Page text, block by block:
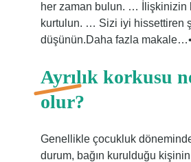
her zaman bulun. … İlişkinizin
kurtulun. … Sizi iyi hissettiren
düşünün.Daha fazla
Ayrılık korkusu
olur?
Genellikle çocukluk
durum, bağın kurulduğu